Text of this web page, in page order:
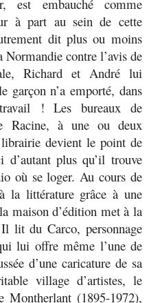
est embauché comme
à part au sein de cette
dit plus ou moins
contre l’avis de
Richard et André lui
garçon n’a emporté, dans
! Les bureaux de
Racine, à une ou deux
devient le point de
plus qu’il trouve
où se loger. Au cours de
la littérature grâce à une
maison d’édition met à la
lit du Carco, personnage
lui offre même l’une de
d’une caricature de sa
village d’artistes, le
Montherlant (1895-1972),